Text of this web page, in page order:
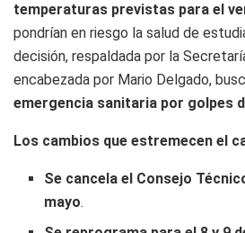
temperaturas previstas para el
pondrían en riesgo la salud de
decisión, respaldada por la
encabezada por Mario Delgado,
emergencia sanitaria por golpes
Los cambios que estremecen el
Se cancela el Consejo
mayo.